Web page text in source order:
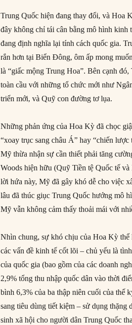
Trung Quốc hiện đang thay đổi, và Hoa
đây không chỉ tái cân bằng mô hình kinh
đang định nghĩa lại tính cách quốc gia.
rắn hơn tại Biển Đông, ôm ấp mong
là “giấc mộng Trung Hoa”. Bên cạnh
toàn cầu với những tổ chức mới như
triển mới, và Quỹ con đường tơ lụa.
Những phản ứng của Hoa Kỳ đã chọc
“xoay trục sang châu Á” hay “chiến
Mỹ thừa nhận sự cần thiết phải tăng
Woods hiện hữu (Quỹ Tiền tệ Quốc tế
lời hứa này, Mỹ đã gây khó dễ cho việc
lâu đã thúc giục Trung Quốc hướng mô
Mỹ vẫn không cảm thấy thoải mái với
Nhìn chung, sự khó chịu của Hoa Kỳ
các vấn đề kinh tế cốt lõi – chủ yếu là
của quốc gia (bao gồm của các doanh
2,9% tổng thu nhập quốc dân vào thời
bình 6,3% của ba thập niên cuối của
sang tiêu dùng tiết kiệm – sử dụng
sinh xã hội cho người dân Trung Quốc